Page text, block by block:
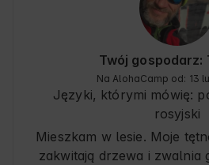
przyjemny! Dają również
wskazówki dotyczące
Supermarkety i sklepy
kilka minut jazdy samochodem.
Nasz następny pobyt został
Twój gospodarz:
Na AlohaCamp od: 13
Języki, którymi mówię:
rosyjski
Mieszkam w lesie. Moje
zakwitają drzewa i zwalnia